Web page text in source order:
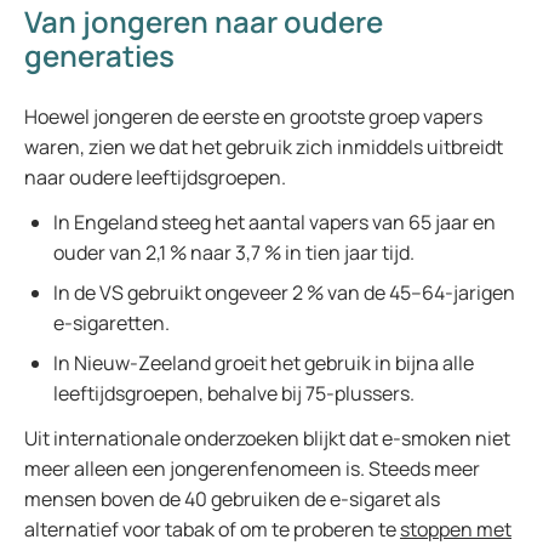
Van jongeren naar oudere
generaties
Hoewel jongeren de eerste en grootste groep vapers
waren, zien we dat het gebruik zich inmiddels uitbreidt
naar oudere leeftijdsgroepen.
In Engeland steeg het aantal vapers van 65 jaar en
ouder van 2,1 % naar 3,7 % in tien jaar tijd.
In de VS gebruikt ongeveer 2 % van de 45–64-jarigen
e-sigaretten.
In Nieuw-Zeeland groeit het gebruik in bijna alle
leeftijdsgroepen, behalve bij 75-plussers.
Uit internationale onderzoeken blijkt dat e-smoken niet
meer alleen een jongerenfenomeen is. Steeds meer
mensen boven de 40 gebruiken de e-sigaret als
alternatief voor tabak of om te proberen testoppen met